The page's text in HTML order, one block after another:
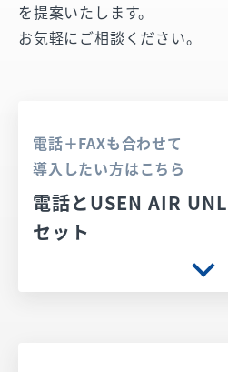
を提案いたします。
お気軽にご相談ください。
電話＋FAXも合わせて
導入したい方はこちら
電話とUSEN AIR
セット